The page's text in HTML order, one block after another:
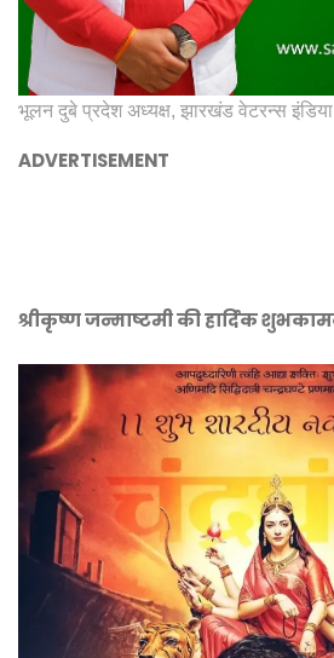
भूलन दुबे प्रदेश अध्यक्ष, झारखंड वेटरन्स
ADVERTISEMENT
श्रीकृष्ण जन्माष्टमी की हार्दिक